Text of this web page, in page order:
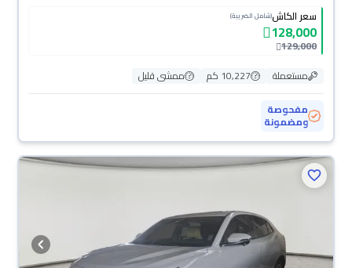
سعر الكاش(شامل الضريبة)
128,000
129,000
مستعملة
10,227 كم
ممشى قليل
مفحوصة
ومضمونة